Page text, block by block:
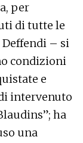
per
di tutte le
– si
condizioni
e
intervenuto
ha
una